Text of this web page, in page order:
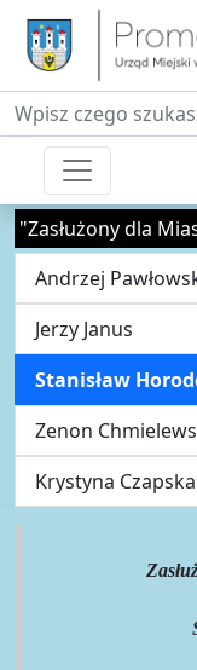
Fraza do
"Zasłużony dla
Andrzej
Jerzy Janus
Stanisław
Zenon
Krystyna Czapska